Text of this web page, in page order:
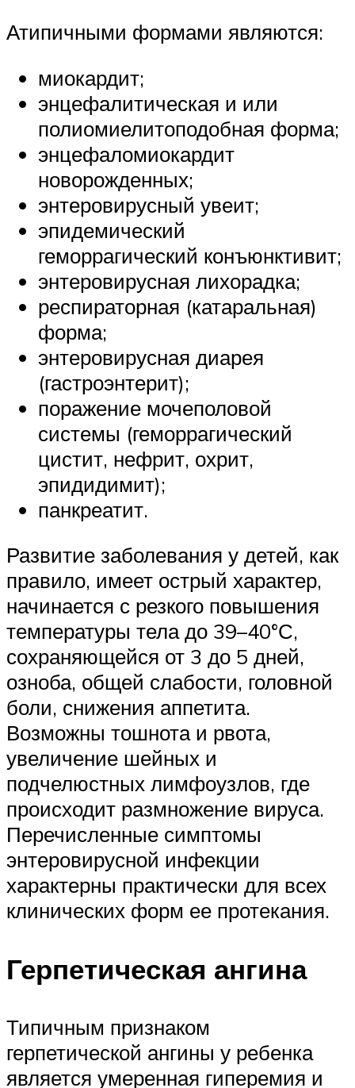
Атипичными формами являются:
миокардит;
энцефалитическая и или
полиомиелитоподобная форма;
энцефаломиокардит
новорожденных;
энтеровирусный увеит;
эпидемический
геморрагический конъюнктивит;
энтеровирусная лихорадка;
респираторная (катаральная)
форма;
энтеровирусная диарея
(гастроэнтерит);
поражение мочеполовой
системы (геморрагический
цистит, нефрит, охрит,
эпидидимит);
панкреатит.
Развитие заболевания у детей, как
правило, имеет острый характер,
начинается с резкого повышения
температуры тела до 39–40°С,
сохраняющейся от 3 до 5 дней,
озноба, общей слабости, головной
боли, снижения аппетита.
Возможны тошнота и рвота,
увеличение шейных и
подчелюстных лимфоузлов, где
происходит размножение вируса.
Перечисленные симптомы
энтеровирусной инфекции
характерны практически для всех
клинических форм ее протекания.
Герпетическая ангина
Типичным признаком
герпетической ангины у ребенка
является умеренная гиперемия и